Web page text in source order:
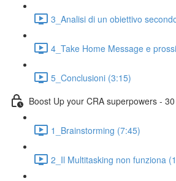
3_Analisi di un obiettivo
4_Take Home Message e
5_Conclusioni (3:15)
Boost Up your CRA superpowers -
1_Brainstorming (7:45)
2_Il Multitasking non funziona